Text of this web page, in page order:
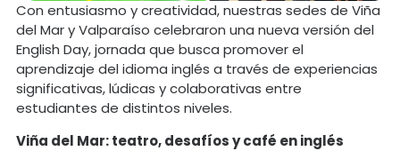
Con entusiasmo y creatividad, nuestras sedes de Viña
del Mar y Valparaíso celebraron una nueva versión del
English Day, jornada que busca promover el
aprendizaje del idioma inglés a través de experiencias
significativas, lúdicas y colaborativas entre
estudiantes de distintos niveles.
Viña del Mar: teatro, desafíos y café en inglés